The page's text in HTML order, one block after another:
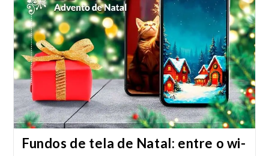
Fundos de tela de Natal: entre o wi-